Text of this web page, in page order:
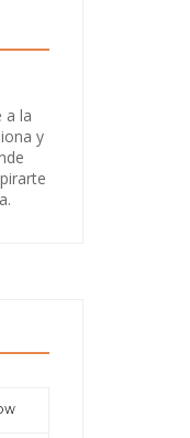
a la
y